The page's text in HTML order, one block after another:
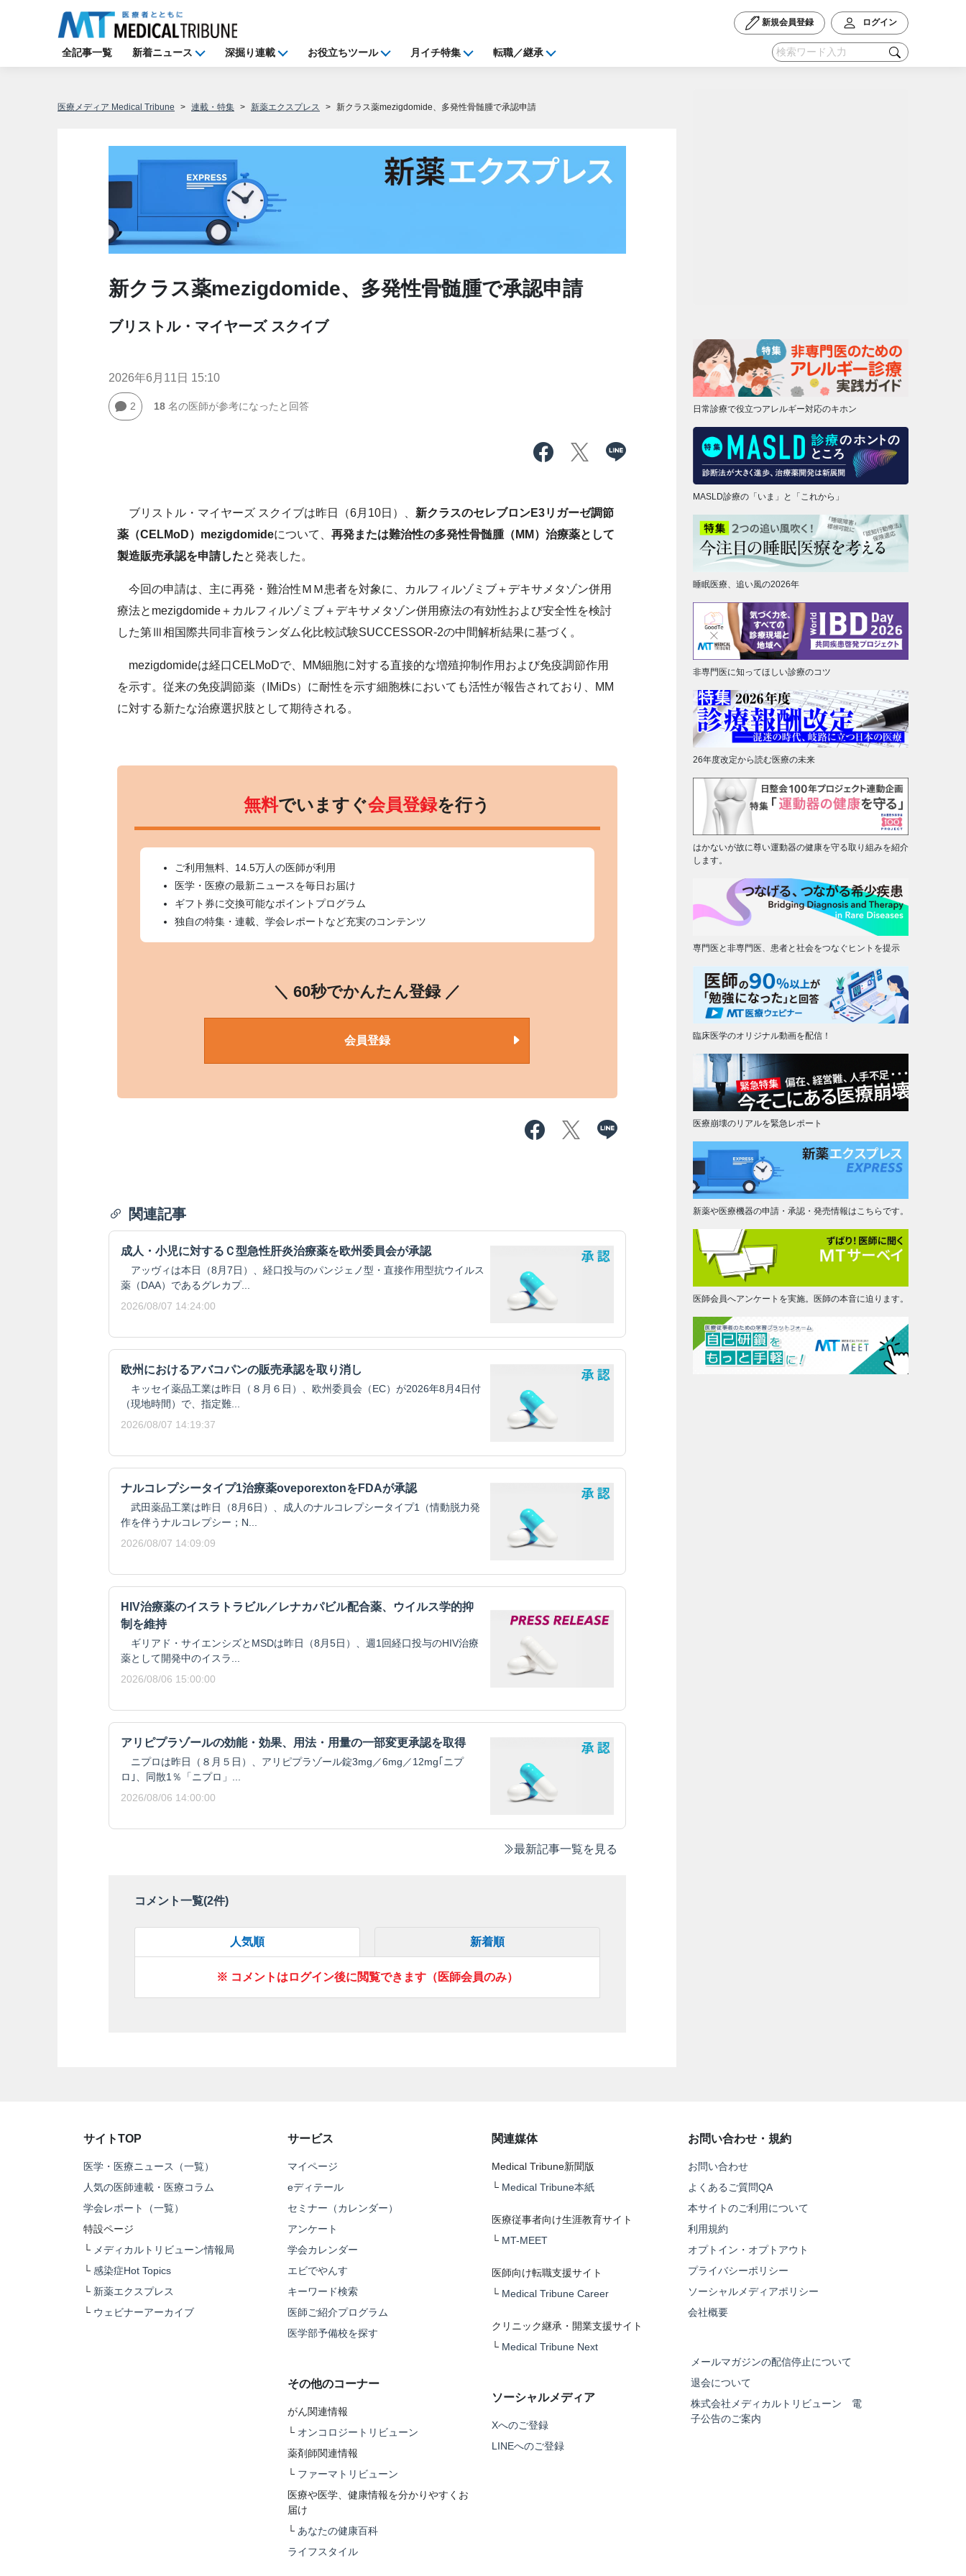
新規会員登録 ログイン
全記事一覧 新着ニュース 深掘り連載 お役立ちツール 月イチ特集 転職／継承
医療メディア Medical Tribune 連載・特集 新薬エクスプレス 新クラス薬mezigdomide、多発性骨髄腫で承認申請
新クラス薬mezigdomide、多発性骨髄腫で承認申請
ブリストル・マイヤーズ スクイブ
2026年6月11日 15:10
2 18名の医師が参考になったと回答
ブリストル・マイヤーズ スクイブは昨日（6月10日）、 新クラスのセレブロンE3リガーゼ調節
薬（CELMoD）mezigdomideについて、 再発または難治性の多発性骨髄腫（MM）治療薬として
製造販売承認を申請したと発表した。
今回の申請は、主に再発・難治性ＭＭ患者を対象に、カルフィルゾミブ＋デキサメタゾン併用
療法とmezigdomide＋カルフィルゾミブ＋デキサメタゾン併用療法の有効性および安全性を検討
した第Ⅲ相国際共同非盲検ランダム化比較試験SUCCESSOR-2の中間解析結果に基づく。
mezigdomideは経口CELMoDで、MM細胞に対する直接的な増殖抑制作用および免疫調節作用
を示す。従来の免疫調節薬（IMiDs）に耐性を示す細胞株においても活性が報告されており、MM
に対する新たな治療選択肢として期待される。
無料でいますぐ会員登録を行う
ご利用無料、14.5万人の医師が利用
医学・医療の最新ニュースを毎日お届け
ギフト券に交換可能なポイントプログラム
独自の特集・連載、学会レポートなど充実のコンテンツ
＼ 60秒でかんたん登録 ／
会員登録
関連記事
成人・小児に対するＣ型急性肝炎治療薬を欧州委員会が承認
アッヴィは本日（8月7日）、経口投与のパンジェノ型・直接作用型抗ウイルス
薬（DAA）であるグレカプ...
2026/08/07 14:24:00
欧州におけるアバコパンの販売承認を取り消し
キッセイ薬品工業は昨日（８月６日）、欧州委員会（EC）が2026年8月4日付
（現地時間）で、指定難...
2026/08/07 14:19:37
ナルコレプシータイプ1治療薬oveporextonをFDAが承認
武田薬品工業は昨日（8月6日）、成人のナルコレプシータイプ1（情動脱力発
作を伴うナルコレプシー；N...
2026/08/07 14:09:09
HIV治療薬のイスラトラビル／レナカパビル配合薬、ウイルス学的抑
制を維持
ギリアド・サイエンシズとMSDは昨日（8月5日）、週1回経口投与のHIV治療
薬として開発中のイスラ...
2026/08/06 15:00:00
アリピプラゾールの効能・効果、用法・用量の一部変更承認を取得
ニプロは昨日（８月５日）、アリピプラゾール錠3mg／6mg／12mg｢ニプ
ロ｣、同散1％「ニプロ」...
2026/08/06 14:00:00
最新記事一覧を見る
コメント一覧(2件)
人気順 新着順
※ コメントはログイン後に閲覧できます（医師会員のみ）
日常診療で役立つアレルギー対応のキホン
MASLD診療の「いま」と「これから」
睡眠医療、追い風の2026年
非専門医に知ってほしい診療のコツ
26年度改定から読む医療の未来
はかないが故に尊い運動器の健康を守る取り組みを紹介
します。
専門医と非専門医、患者と社会をつなぐヒントを提示
臨床医学のオリジナル動画を配信！
医療崩壊のリアルを緊急レポート
新薬や医療機器の申請・承認・発売情報はこちらです。
医師会員へアンケートを実施。医師の本音に迫ります。
サイトTOP
医学・医療ニュース（一覧）
人気の医師連載・医療コラム
学会レポート（一覧）
特設ページ
└ メディカルトリビューン情報局
└ 感染症Hot Topics
└ 新薬エクスプレス
└ ウェビナーアーカイブ
サービス
マイページ
eディテール
セミナー（カレンダー）
アンケート
学会カレンダー
エビでやんす
キーワード検索
医師ご紹介プログラム
医学部予備校を探す
その他のコーナー
がん関連情報
└ オンコロジートリビューン
薬剤師関連情報
└ ファーマトリビューン
医療や医学、健康情報を分かりやすくお
届け
└ あなたの健康百科
ライフスタイル
関連媒体
Medical Tribune新聞版
└ Medical Tribune本紙
医療従事者向け生涯教育サイト
└ MT-MEET
医師向け転職支援サイト
└ Medical Tribune Career
クリニック継承・開業支援サイト
└ Medical Tribune Next
ソーシャルメディア
Xへのご登録
LINEへのご登録
お問い合わせ・規約
お問い合わせ
よくあるご質問QA
本サイトのご利用について
利用規約
オプトイン・オプトアウト
プライバシーポリシー
ソーシャルメディアポリシー
会社概要
メールマガジンの配信停止について
退会について
株式会社メディカルトリビューン 電
子公告のご案内